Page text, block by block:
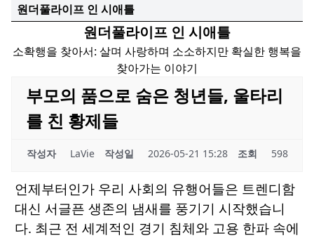
원더풀라이프 인 시애틀
원더풀라이프 인 시애틀
소확행을 찾아서: 살며 사랑하며 소소하지만 확실한 행복을
찾아가는 이야기
부모의 품으로 숨은 청년들, 울타리
를 친 황제들
작성자 LaVie 작성일 2026-05-21 15:28 조회 598
언제부터인가 우리 사회의 유행어들은 트렌디함
대신 서글픈 생존의 냄새를 풍기기 시작했습니
다. 최근 전 세계적인 경기 침체와 고용 한파 속에